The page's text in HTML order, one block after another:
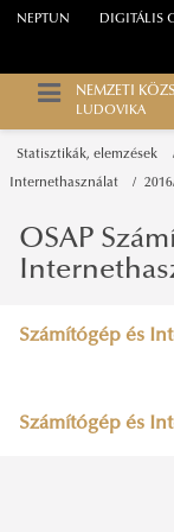
NEPTUN DIGITÁLIS
NEMZETI
LUDOVIKA
Statisztikák, elemzések
Internethasználat
OSAP
Számítógép és
Számítógép és